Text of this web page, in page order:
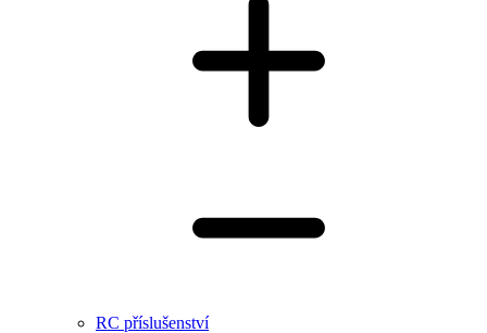
RC příslušenství